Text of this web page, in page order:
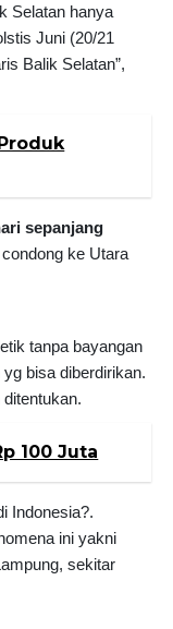
Selatan hanya
Juni (20/21
Balik Selatan”,
sepanjang
ke Utara
tanpa bayangan
bisa diberdirikan.
100 Juta
Indonesia?.
ini yakni
sekitar